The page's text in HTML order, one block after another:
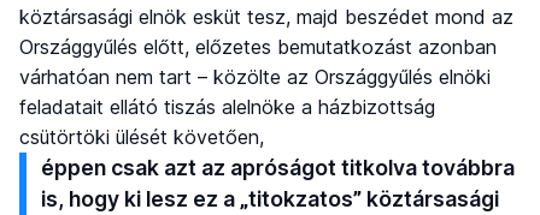
köztársasági elnök esküt tesz, majd beszédet mond az
Országgyűlés előtt, előzetes bemutatkozást azonban
várhatóan nem tart – közölte az Országgyűlés elnöki
feladatait ellátó tiszás alelnöke a házbizottság
csütörtöki ülését követően,
éppen csak azt az apróságot titkolva továbbra
is, hogy ki lesz ez a „titokzatos” köztársasági